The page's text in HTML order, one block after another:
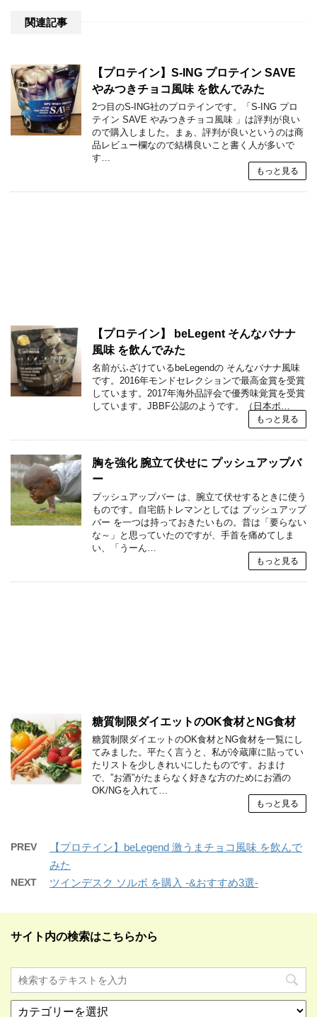
関連記事
【プロテイン】S-ING プロテイン SAVE
やみつきチョコ風味 を飲んでみた
2つ目のS-ING社のプロテインです。「S-ING プロ
テイン SAVE やみつきチョコ風味 」は評判が良い
ので購入しました。まぁ、評判が良いというのは商
品レビュー欄なので結構良いこと書く人が多いで
す…
もっと見る
【プロテイン】 beLegent そんなバナナ
風味 を飲んでみた
名前がふざけているbeLegendの そんなバナナ風味
です。2016年モンドセレクションで最高金賞を受賞
しています。2017年海外品評会で優秀味覚賞を受賞
しています。JBBF公認のようです。（日本ボ…
もっと見る
胸を強化 腕立て伏せに プッシュアップバ
ー
プッシュアップバー は、腕立て伏せするときに使う
ものです。自宅筋トレマンとしては プッシュアップ
バー を一つは持っておきたいもの。昔は「要らない
な～」と思っていたのですが、手首を痛めてしま
い、「うーん…
もっと見る
糖質制限ダイエットのOK食材とNG食材
糖質制限ダイエットのOK食材とNG食材を一覧にし
てみました。平たく言うと、私が冷蔵庫に貼ってい
たリストを少しきれいにしたものです。おまけ
で、”お酒”がたまらなく好きな方のためにお酒の
OK/NGを入れて…
もっと見る
PREV
【プロテイン】beLegend 激うまチョコ風味 を飲んで
みた
NEXT ツインデスク ソルボ を購入 -&おすすめ3選-
サイト内の検索はこちらから